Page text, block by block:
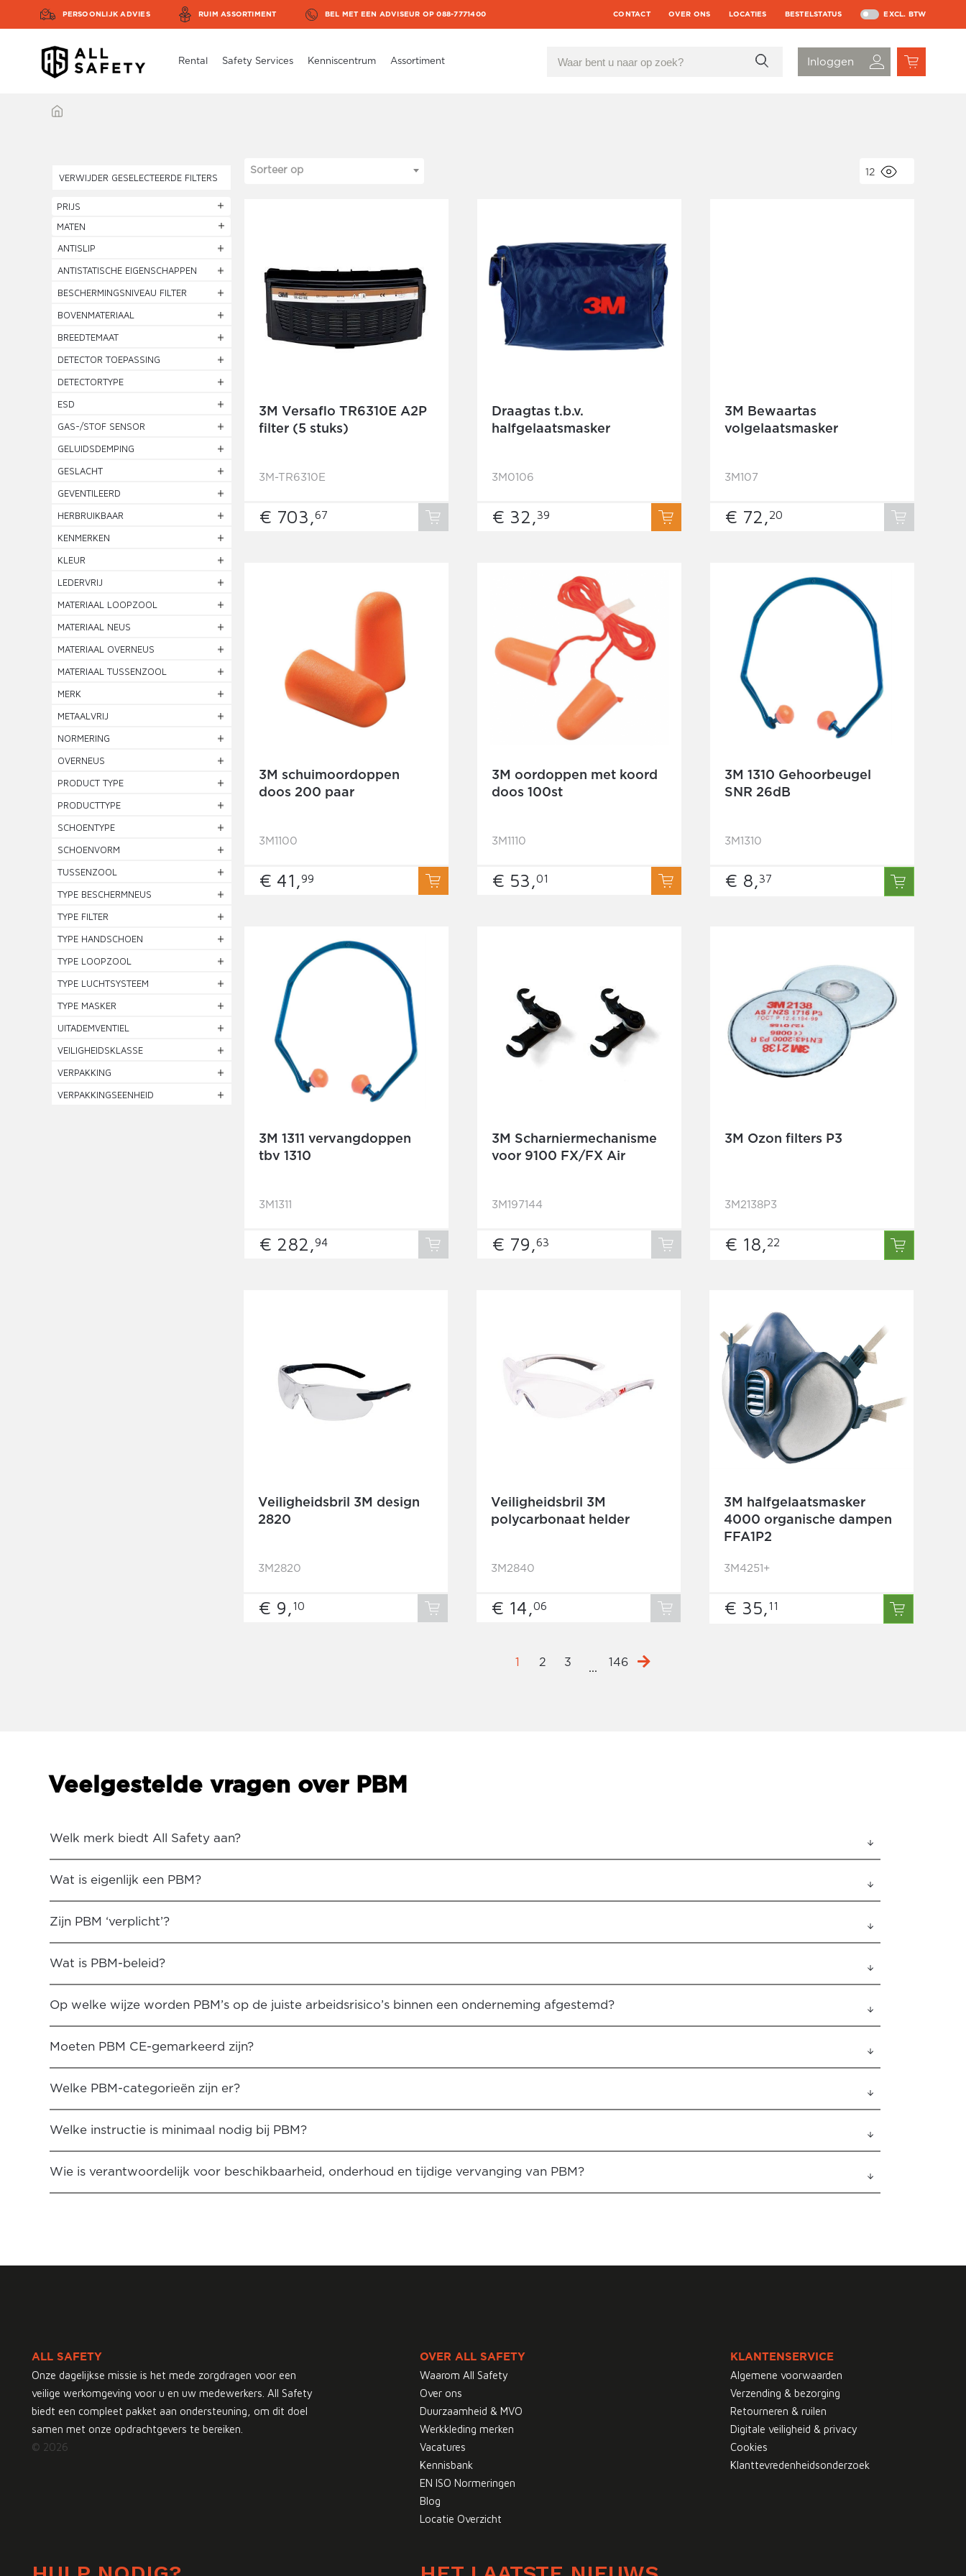
PERSOONLIJK ADVIES RUIM ASSORTIMENT BEL MET EEN ADVISEUR OP 088-7771400 CONTACT OVER ONS LOCATIES BESTELSTATUS EXCL. BTW
Rental Safety Services Kenniscentrum Assortiment
VERWIJDER GESELECTEERDE FILTERS
PRIJS
MATEN
ANTISLIP
ANTISTATISCHE EIGENSCHAPPEN
BESCHERMINGSNIVEAU FILTER
BOVENMATERIAAL
BREEDTEMAAT
DETECTOR TOEPASSING
DETECTORTYPE
ESD
GAS-/STOF SENSOR
GELUIDSDEMPING
GESLACHT
GEVENTILEERD
HERBRUIKBAAR
KENMERKEN
KLEUR
LEDERVRIJ
MATERIAAL LOOPZOOL
MATERIAAL NEUS
MATERIAAL OVERNEUS
MATERIAAL TUSSENZOOL
MERK
METAALVRIJ
NORMERING
OVERNEUS
PRODUCT TYPE
PRODUCTTYPE
SCHOENTYPE
SCHOENVORM
TUSSENZOOL
TYPE BESCHERMNEUS
TYPE FILTER
TYPE HANDSCHOEN
TYPE LOOPZOOL
TYPE LUCHTSYSTEEM
TYPE MASKER
UITADEMVENTIEL
VEILIGHEIDSKLASSE
VERPAKKING
VERPAKKINGSEENHEID
Sorteer op 12
3M Versaflo TR6310E A2P
filter (5 stuks)
3M-TR6310E
€ 703,67
Draagtas t.b.v.
halfgelaatsmasker
3M0106
€ 32,39
3M Bewaartas
volgelaatsmasker
3M107
€ 72,20
3M schuimoordoppen
doos 200 paar
3M1100
€ 41,99
3M oordoppen met koord
doos 100st
3M1110
€ 53,01
3M 1310 Gehoorbeugel
SNR 26dB
3M1310
€ 8,37
3M 1311 vervangdoppen
tbv 1310
3M1311
€ 282,94
3M Scharniermechanisme
voor 9100 FX/FX Air
3M197144
€ 79,63
3M Ozon filters P3
3M2138P3
€ 18,22
Veiligheidsbril 3M design
2820
3M2820
€ 9,10
Veiligheidsbril 3M
polycarbonaat helder
3M2840
€ 14,06
3M halfgelaatsmasker
4000 organische dampen
FFA1P2
3M4251+
€ 35,11
1 2 3 ... 146
Veelgestelde vragen over PBM
Welk merk biedt All Safety aan?
Wat is eigenlijk een PBM?
Zijn PBM ‘verplicht’?
Wat is PBM-beleid?
Op welke wijze worden PBM’s op de juiste arbeidsrisico’s binnen een onderneming afgestemd?
Moeten PBM CE-gemarkeerd zijn?
Welke PBM-categorieën zijn er?
Welke instructie is minimaal nodig bij PBM?
Wie is verantwoordelijk voor beschikbaarheid, onderhoud en tijdige vervanging van PBM?
ALL SAFETY
Onze dagelijkse missie is het mede zorgdragen voor een
veilige werkomgeving voor u en uw medewerkers. All Safety
biedt een compleet pakket aan ondersteuning, om dit doel
samen met onze opdrachtgevers te bereiken.
© 2026
OVER ALL SAFETY
Waarom All Safety
Over ons
Duurzaamheid & MVO
Werkkleding merken
Vacatures
Kennisbank
EN ISO Normeringen
Blog
Locatie Overzicht
KLANTENSERVICE
Algemene voorwaarden
Verzending & bezorging
Retourneren & ruilen
Digitale veiligheid & privacy
Cookies
Klanttevredenheidsonderzoek